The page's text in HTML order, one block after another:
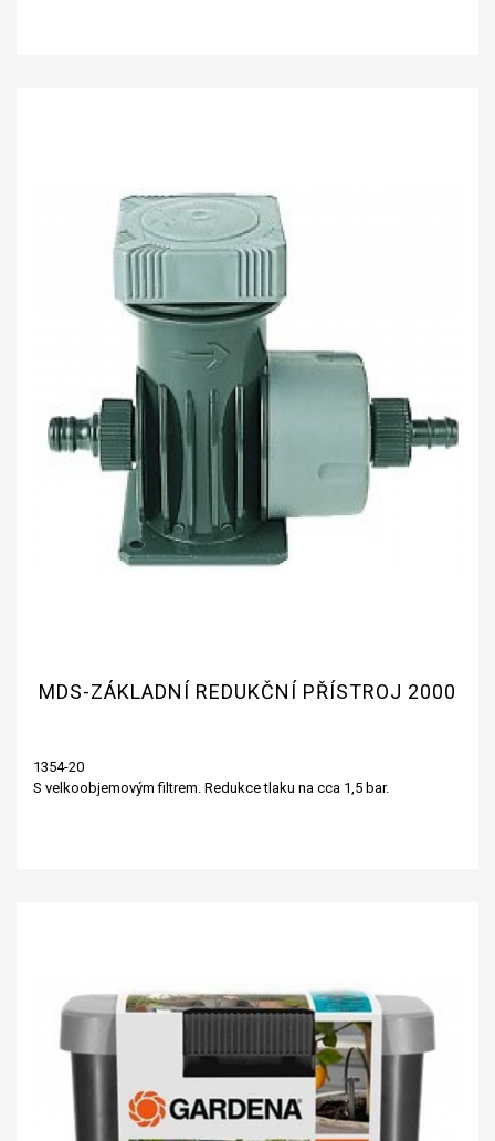
MDS-ZÁKLADNÍ REDUKČNÍ PŘÍSTROJ 2000
1354-20
S velkoobjemovým filtrem. Redukce tlaku na cca 1,5 bar.